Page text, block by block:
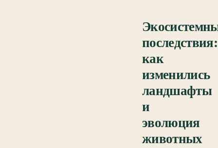
последствия:
как
изменились
ландшафты
и
эволюция
животных